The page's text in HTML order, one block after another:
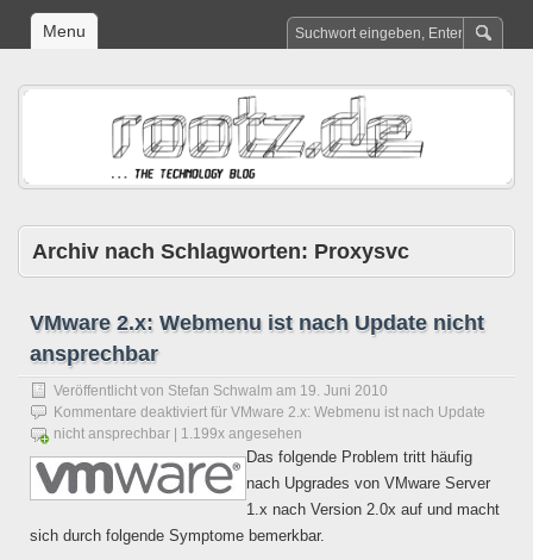
Menu
Archiv nach Schlagworten: Proxysvc
VMware 2.x: Webmenu ist nach Update nicht
ansprechbar
Veröffentlicht von Stefan Schwalm am 19. Juni 2010
Kommentare deaktiviert für VMware 2.x: Webmenu ist nach Update
nicht ansprechbar | 1.199x angesehen
Das folgende Problem tritt häufig
nach Upgrades von VMware Server
1.x nach Version 2.0x auf und macht
sich durch folgende Symptome bemerkbar.